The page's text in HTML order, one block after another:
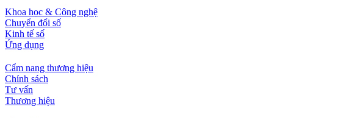
Khoa học & Công nghệ
Chuyển đổi số
Kinh tế số
Ứng dụng
Cẩm nang thương hiệu
Chính sách
Tư vấn
Thương hiệu